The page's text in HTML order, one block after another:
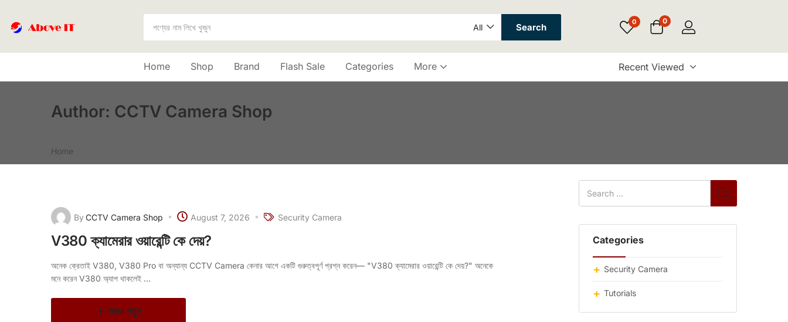
All Search 0 0
Home Shop Brand Flash Sale Categories More Recent Viewed
Author: CCTV Camera Shop
Home
Categories
Security Camera
Tutorials
ByCCTV Camera Shop August 7, 2026 Security Camera
V380 ক্যামেরার ওয়ারেন্টি কে দেয়?
অনেক ক্রেতাই V380, V380 Pro বা অন্যান্য CCTV Camera কেনার আগে একটি গুরুত্বপূর্ণ প্রশ্ন করেন— "V380 ক্যামেরার ওয়ারেন্টি কে দেয়?" অনেকে
মনে করেন V380 অ্যাপ থাকলেই ...
আরও পড়ুন